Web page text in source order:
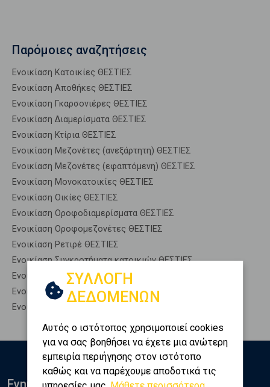
Παρόμοιες αναζητήσεις
Ενοικίαση Κατοικίες ΘΕΣΤΙΕΣ
Ενοικίαση Αποθήκες ΘΕΣΤΙΕΣ
Ενοικίαση Γκαρσονιέρες ΘΕΣΤΙΕΣ
Ενοικίαση Διαμερίσματα ΘΕΣΤΙΕΣ
Ενοικίαση Κτίρια ΘΕΣΤΙΕΣ
Ενοικίαση Μεζονέτες (ανεξάρτητη) ΘΕΣΤΙΕΣ
Ενοικίαση Μεζονέτες (εφαπτόμενη) ΘΕΣΤΙΕΣ
Ενοικίαση Μονοκατοικίες ΘΕΣΤΙΕΣ
Ενοικίαση Οικίες ΘΕΣΤΙΕΣ
Ενοικίαση Οροφοδιαμερίσματα ΘΕΣΤΙΕΣ
Ενοικίαση Οροφομεζονέτες ΘΕΣΤΙΕΣ
Ενοικίαση Ρετιρέ ΘΕΣΤΙΕΣ
Ενοικίαση Συγκροτήματα κατοικιών ΘΕΣΤΙΕΣ
Ενοικίαση Υπόγεια ΘΕΣΤΙΕΣ
Ενοικίαση Υπόσκαφα ΘΕΣΤΙΕΣ
Ενοικίαση Υπολ. υψουν ΘΕΣΤΙΕΣ
ΣΥΛΛΟΓΗ
ΔΕΔΟΜΕΝΩΝ
Αυτός ο ιστότοπος χρησιμοποιεί cookies
για να σας βοηθήσει να έχετε μια ανώτερη
εμπειρία περιήγησης στον ιστότοπο
καθώς και να παρέχουμε αποδοτικά τις
Ενημερωθείτε